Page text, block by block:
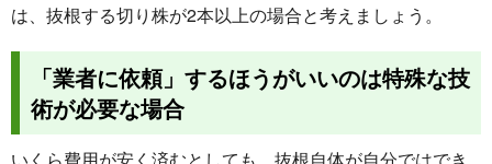
は、抜根する切り株が2本以上の場合と考えましょう。
「業者に依頼」するほうがいいのは特殊な技
術が必要な場合
いくら費用が安く済むとしても、抜根自体が自分ではでき